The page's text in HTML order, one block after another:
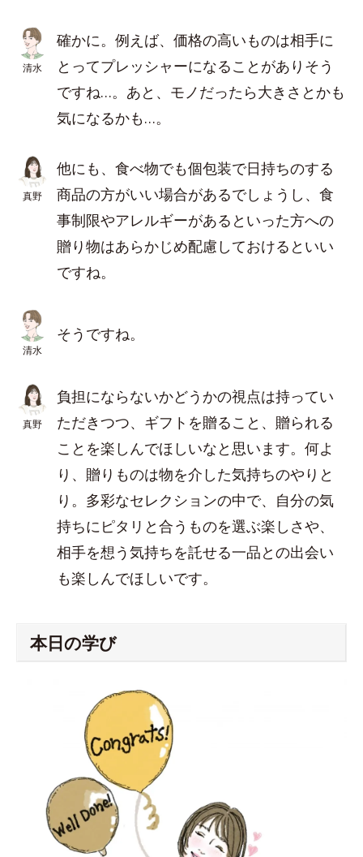
清水
確かに。例えば、価格の高いものは相手に
とってプレッシャーになることがありそう
ですね…。あと、モノだったら大きさとかも
気になるかも…。
真野
他にも、食べ物でも個包装で日持ちのする
商品の方がいい場合があるでしょうし、食
事制限やアレルギーがあるといった方への
贈り物はあらかじめ配慮しておけるといい
ですね。
清水
そうですね。
真野
負担にならないかどうかの視点は持ってい
ただきつつ、ギフトを贈ること、贈られる
ことを楽しんでほしいなと思います。何よ
り、贈りものは物を介した気持ちのやりと
り。多彩なセレクションの中で、自分の気
持ちにピタリと合うものを選ぶ楽しさや、
相手を想う気持ちを託せる一品との出会い
も楽しんでほしいです。
本日の学び